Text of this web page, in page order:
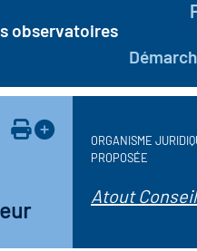
observatoires
ORGANISME
PROPOSÉE
Atout Conseil